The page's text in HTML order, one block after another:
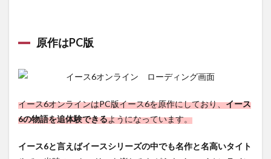
者に
4
6オ
原作はPC版
イース6オンラインはPC版イース6を原作にしており、イース
6の物語を追体験できるようになっています。
イース6と言えばイースシリーズの中でも名作と名高いタイト